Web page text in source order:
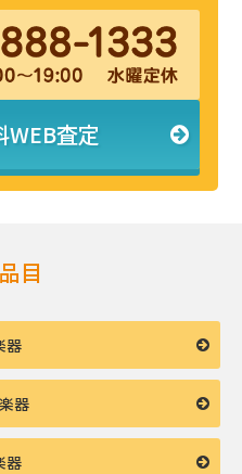
WEB査定
目
器
器
器